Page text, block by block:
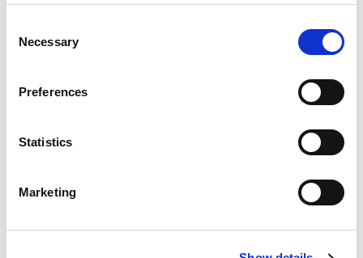
Selection
Necessary
Preferences
Statistics
Marketing